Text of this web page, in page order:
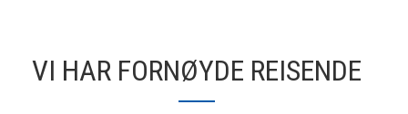
VI HAR FORNØYDE REISENDE